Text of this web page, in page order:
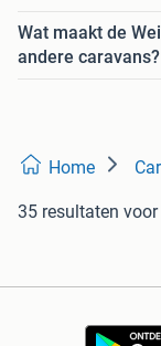
Wat maakt de
andere caravans?
Home
35 resultaten